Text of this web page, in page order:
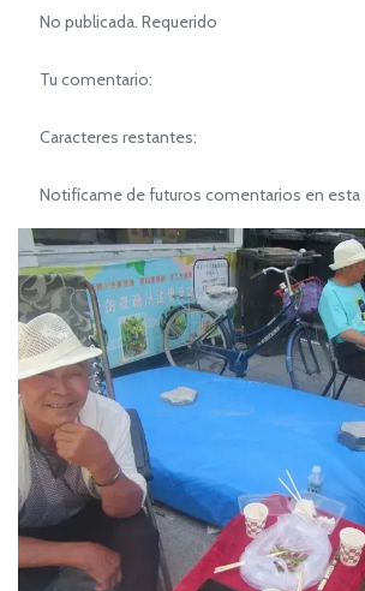
No publicada. Requerido
Tu comentario:
Caracteres restantes:
Notifícame de futuros comentarios en esta